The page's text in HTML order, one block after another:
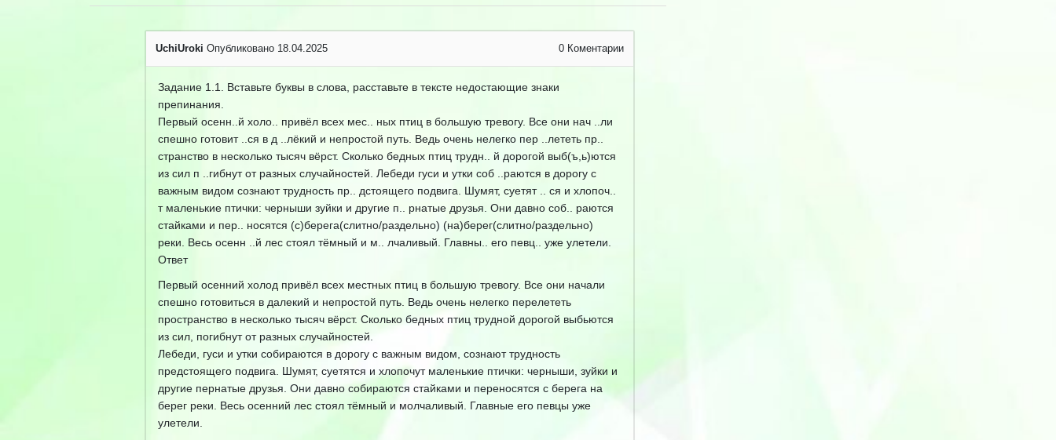
UchiUroki Опубликовано 18.04.2025 0 Коментарии
Задание 1.1. Вставьте буквы в слова, расставьте в тексте недостающие знаки
препинания.
Первый осенн..й холо.. привёл всех мес.. ных птиц в большую тревогу. Все они нач ..ли
спешно готовит ..ся в д ..лёкий и непростой путь. Ведь очень нелегко пер ..лететь пр..
странство в несколько тысяч вёрст. Сколько бедных птиц трудн.. й дорогой выб(ъ,ь)ются
из сил п ..гибнут от разных случайностей. Лебеди гуси и утки соб ..раются в дорогу с
важным видом сознают трудность пр.. дстоящего подвига. Шумят, суетят .. ся и хлопоч..
т маленькие птички: черныши зуйки и другие п.. рнатые друзья. Они давно соб.. раются
стайками и пер.. носятся (с)берега(слитно/раздельно) (на)берег(слитно/раздельно)
реки. Весь осенн ..й лес стоял тёмный и м.. лчаливый. Главны.. его певц.. уже улетели.
Ответ
Первый осенний холод привёл всех местных птиц в большую тревогу. Все они начали
спешно готовиться в далекий и непростой путь. Ведь очень нелегко перелететь
пространство в несколько тысяч вёрст. Сколько бедных птиц трудной дорогой выбьются
из сил, погибнут от разных случайностей.
Лебеди, гуси и утки собираются в дорогу с важным видом, сознают трудность
предстоящего подвига. Шумят, суетятся и хлопочут маленькие птички: черныши, зуйки и
другие пернатые друзья. Они давно собираются стайками и переносятся с берега на
берег реки. Весь осенний лес стоял тёмный и молчаливый. Главные его певцы уже
улетели.